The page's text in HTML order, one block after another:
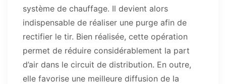
système de chauffage. Il devient alors
indispensable de réaliser une purge afin de
rectifier le tir. Bien réalisée, cette opération
permet de réduire considérablement la part
d’air dans le circuit de distribution. En outre,
elle favorise une meilleure diffusion de la